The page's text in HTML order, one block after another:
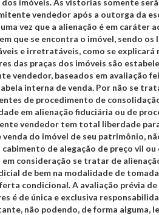
vendedor após a outorga da
vez que a alienação é em caráter
que se encontra o imóvel, sendo os
e irretratáveis, como se explicará
das praças dos imóveis são
vendedor, baseados em avaliação
interna de venda. Por não se
de procedimento de
em alienação fiduciária ou de
vendedor tem total liberdade
venda do imóvel de seu patrimônio,
cabimento de alegação de preço vil ou
em consideração se tratar de
de bem na modalidade de
condicional. A avaliação prévia
é de única e exclusiva
não podendo, de forma alguma,